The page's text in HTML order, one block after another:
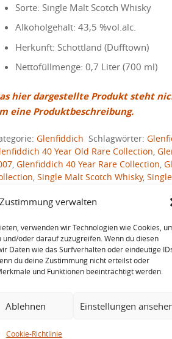
verwalten
verwenden wir Technologien wie Cookies,
oder darauf zuzugreifen. Wenn du diesen
Daten wie das Surfverhalten oder eindeutige
du deine Zustimmung nicht erteilst oder
und Funktionen beeinträchtigt werden.
Ablehnen Einstellungen
Cookie-Richtlinie
Sorte: Single Malt Scotch Whisky
Alkoholgehalt: 43,5 %vol.alc.
Herkunft: Schottland (Dufftown)
Nettofüllmenge: 0,7 Liter (700 ml)
hier dargestellte Produkt steht
eine Produktbeschreibung.
Glenfiddich Schlagwörter:
40 Year Old Rare Collection,
, Glenfiddich 40 Year Rare Collection,
, Single Malt Scotch Whisky,
/ Dufftown
Herkunft